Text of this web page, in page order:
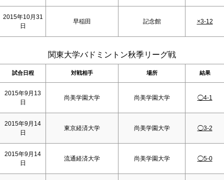
2015年10月31
日
早稲田 記念館 ×3-12
関東大学バドミントン秋季リーグ戦
試合日程 対戦相手 場所 結果
2015年9月13
日
尚美学園大学 尚美学園大学 ◯4-1
2015年9月14
日
東京経済大学 尚美学園大学 ◯3-2
2015年9月14
日
流通経済大学 尚美学園大学 ◯5-0